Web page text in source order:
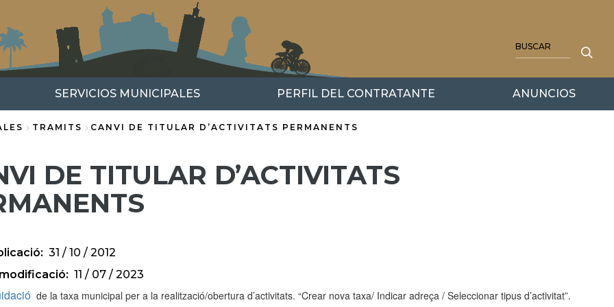
SERVICIOS MUNICIPALES PERFIL DEL CONTRATANTE ANUNCIOS
TRAMITS CANVI DE TITULAR D’ACTIVITATS PERMANENTS
DE TITULAR D’ACTIVITATS
31 / 10 / 2012
11 / 07 / 2023
de la taxa municipal per a la realització/obertura d’activitats. “Crear nova taxa/ Indicar adreça / Seleccionar tipus d’activitat”.